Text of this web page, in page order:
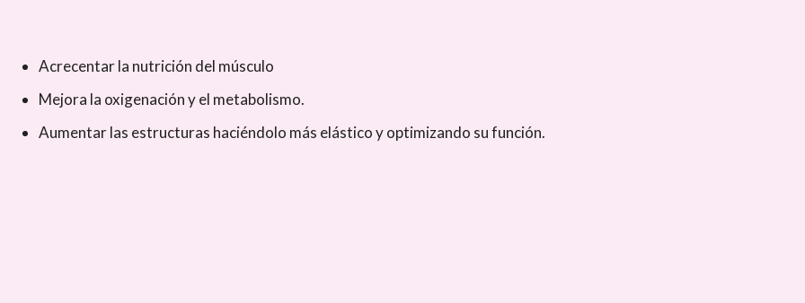
Acrecentar la nutrición del músculo
Mejora la oxigenación y el metabolismo.
Aumentar las estructuras haciéndolo más elástico y optimizando su función.